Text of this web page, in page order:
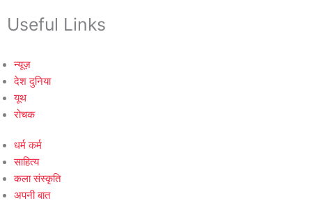
Useful Links
न्यूज़
देश दुनिया
यूथ
रोचक
धर्म कर्म
साहित्य
कला संस्कृति
अपनी बात